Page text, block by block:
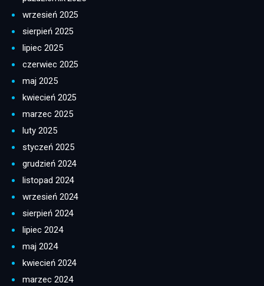
wrzesień 2025
sierpień 2025
lipiec 2025
czerwiec 2025
maj 2025
kwiecień 2025
marzec 2025
luty 2025
styczeń 2025
grudzień 2024
listopad 2024
wrzesień 2024
sierpień 2024
lipiec 2024
maj 2024
kwiecień 2024
marzec 2024